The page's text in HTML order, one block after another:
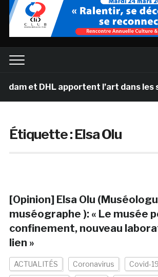
et DHL apportent l’art dans les
Étiquette :Elsa Olu
[Opinion] Elsa Olu
muséographe ): « Le musée
confinement, nouveau
lien »
ACTUALITÉS Coronavirus Covid-19